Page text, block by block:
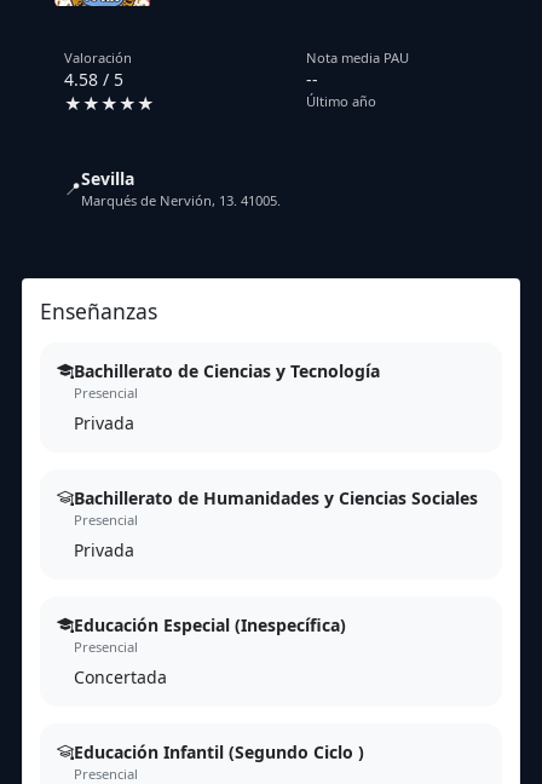
Valoración
4.58 / 5
★★★★★
Nota media PAU
--
Último año
📍Sevilla
Marqués de Nervión, 13. 41005.
Enseñanzas
Bachillerato de Ciencias y Tecnología
Presencial
Privada
Bachillerato de Humanidades y Ciencias Sociales
Presencial
Privada
Educación Especial (Inespecífica)
Presencial
Concertada
Educación Infantil (Segundo Ciclo )
Presencial